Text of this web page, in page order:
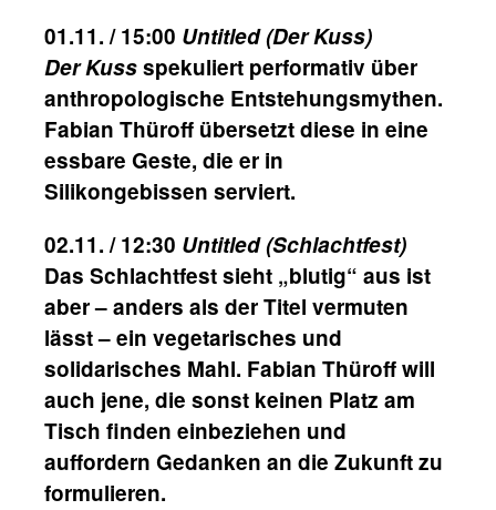
01.11. / 15:00 Untitled (Der Kuss)
Der Kussspekuliert performativ über
anthropologische Entstehungsmythen.
Fabian Thüroff übersetzt diese in eine
essbare Geste, die er in
Silikongebissen serviert.
02.11. / 12:30 Untitled (Schlachtfest)
Das Schlachtfest sieht „blutig“ aus ist
aber – anders als der Titel vermuten
lässt – ein vegetarisches und
solidarisches Mahl. Fabian Thüroff will
auch jene, die sonst keinen Platz am
Tisch finden einbeziehen und
auffordern Gedanken an die Zukunft zu
formulieren.